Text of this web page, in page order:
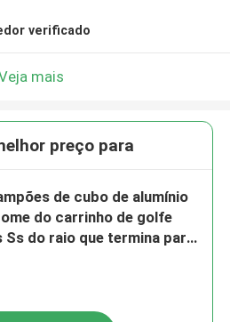
verificado
mais
preço para
de cubo de alumínio
do carrinho de golfe
Ss do raio que termina para